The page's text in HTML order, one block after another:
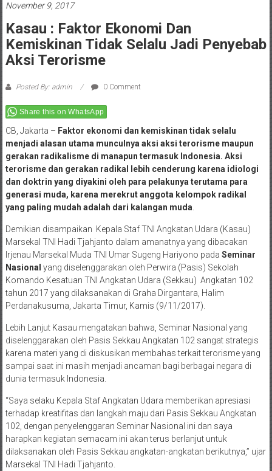
Kasau : Faktor Ekonomi Dan
Kemiskinan Tidak Selalu Jadi Penyebab
CB, Jakarta –Faktor ekonomi dan kemiskinan tidak selalu
menjadi alasan utama munculnya aksi aksi terorisme maupun
gerakan radikalisme di manapun termasuk Indonesia. Aksi
terorisme dan gerakan radikal lebih cenderung karena idiologi
dan doktrin yang diyakini oleh para pelakunya terutama para
generasi muda, karena merekrut anggota kelompok radikal
Demikian disampaikan Kepala Staf TNI Angkatan Udara (Kasau)
Marsekal TNI Hadi Tjahjanto dalam amanatnya yang dibacakan
Irjenau Marsekal Muda TNI Umar Sugeng Hariyono padaSeminar
Nasionalyang diselenggarakan oleh Perwira (Pasis) Sekolah
Komando Kesatuan TNI Angkatan Udara (Sekkau) Angkatan 102
tahun 2017 yang dilaksanakan di Graha Dirgantara, Halim
Lebih Lanjut Kasau mengatakan bahwa, Seminar Nasional yang
diselenggarakan oleh Pasis Sekkau Angkatan 102 sangat strategis
karena materi yang di diskusikan membahas terkait terorisme yang
sampai saat ini masih menjadi ancaman bagi berbagai negara di
“Saya selaku Kepala Staf Angkatan Udara memberikan apresiasi
terhadap kreatifitas dan langkah maju dari Pasis Sekkau Angkatan
102, dengan penyelenggaran Seminar Nasional ini dan saya
harapkan kegiatan semacam ini akan terus berlanjut untuk
dilaksanakan oleh Pasis Sekkau angkatan-angkatan berikutnya,” ujar